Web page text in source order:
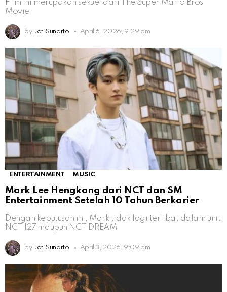
Film ini merupakan sekuel dari The Super Mario Bros
Movie
by Jati Sunarto April 6, 2026, 9:29 am
ENTERTAINMENT MUSIC
Mark Lee Hengkang dari NCT dan SM
Entertainment Setelah 10 Tahun Berkarier
Dengan keputusan ini, Mark tidak lagi terlibat dalam unit
NCT 127 maupun NCT DREAM
by Jati Sunarto April 3, 2026, 9:09 pm